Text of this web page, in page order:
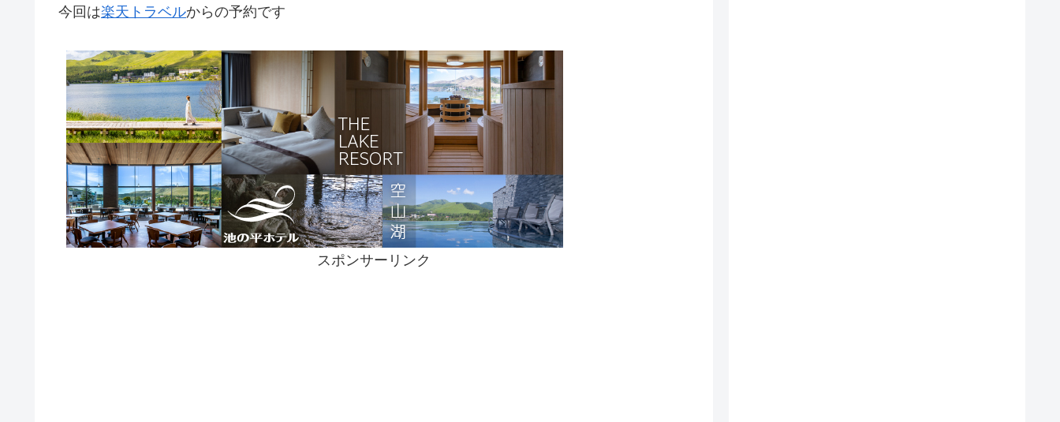
今回は楽天トラベルからの予約です